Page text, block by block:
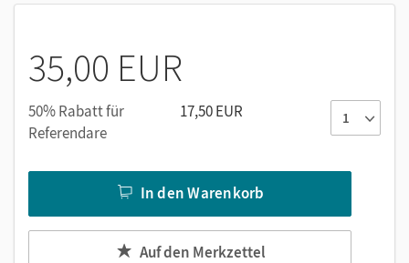
35,00 EUR
50% Rabatt für
Referendare
17,50 EUR
In den Warenkorb
Auf den Merkzettel